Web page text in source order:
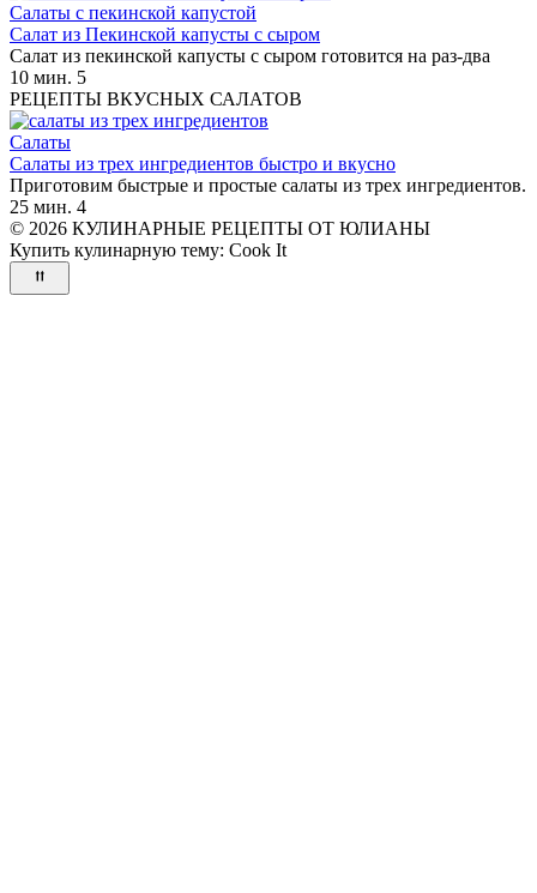
Салаты с пекинской капустой
Салат из Пекинской капусты с сыром
Салат из пекинской капусты с сыром готовится на раз-два
10 мин. 5
РЕЦЕПТЫ ВКУСНЫХ САЛАТОВ
Салаты
Салаты из трех ингредиентов быстро и вкусно
Приготовим быстрые и простые салаты из трех ингредиентов.
25 мин. 4
© 2026 КУЛИНАРНЫЕ РЕЦЕПТЫ ОТ ЮЛИАНЫ
Купить кулинарную тему: Cook It